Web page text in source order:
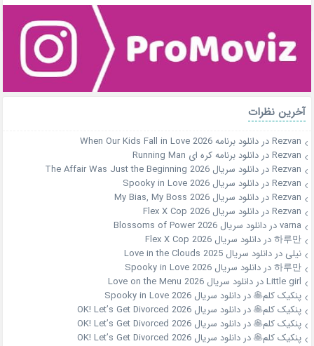
آخرین نظرات
Rezvanدردانلود برنامه When Our Kids Fall in Love 2026
Rezvanدردانلود برنامه کره ای Running Man
Rezvanدردانلود سریال The Affair Was Just the Beginning 2026
Rezvanدردانلود سریال Spooky in Love 2026
Rezvanدردانلود سریال My Bias, My Boss 2026
Rezvanدردانلود سریال Flex X Cop 2026
varnaدردانلود سریال Blossoms of Power 2026
하루만دردانلود سریال Flex X Cop 2026
نیلی دردانلود سریال Love in the Clouds 2025
하루만دردانلود سریال Spooky in Love 2026
Little girlدردانلود سریال Love on the Menu 2026
پنکیک کلم🥞دردانلود سریال Spooky in Love 2026
پنکیک کلم🥞دردانلود سریال OK! Let’s Get Divorced 2026
پنکیک کلم🥞دردانلود سریال OK! Let’s Get Divorced 2026
پنکیک کلم🥞دردانلود سریال OK! Let’s Get Divorced 2026